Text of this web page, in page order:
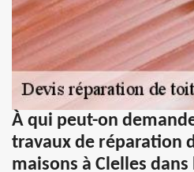
À qui peut-on
travaux de réparation
maisons à Clelles dans